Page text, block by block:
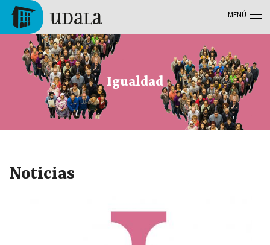
Pasar al contenido principal
Tolosa
Igualdad
Noticias
MENÚ